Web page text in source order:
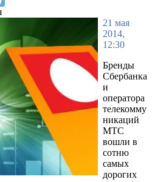
21 мая
2014,
12:30
Бренды
Сбербанка
и
оператора
телекомму
никаций
МТС
вошли в
сотню
самых
дорогих